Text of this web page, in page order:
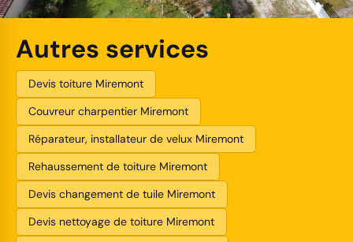
Autres services
Devis toiture Miremont
Couvreur charpentier Miremont
Réparateur, installateur de velux Miremont
Rehaussement de toiture Miremont
Devis changement de tuile Miremont
Devis nettoyage de toiture Miremont